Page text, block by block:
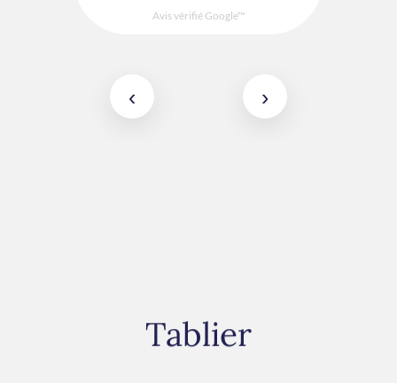
Avis vérifié Google™
Tablier